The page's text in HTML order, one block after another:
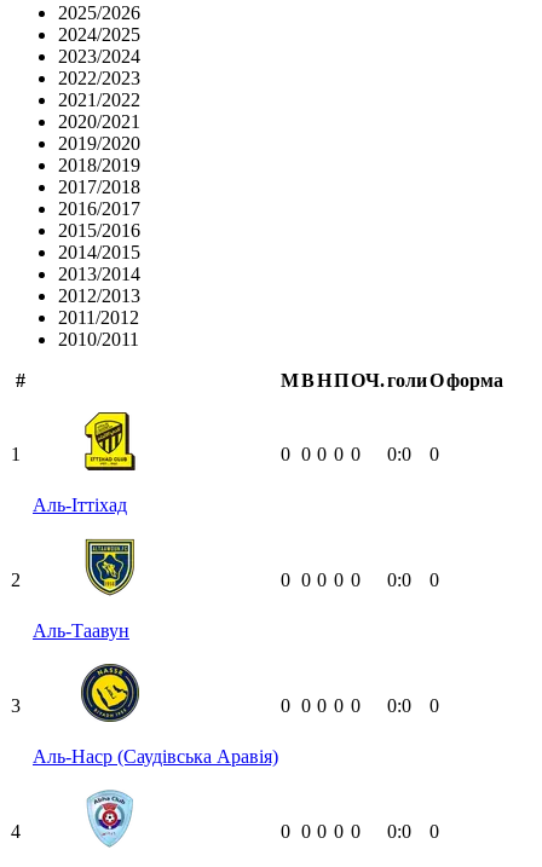
2025/2026
2024/2025
2023/2024
2022/2023
2021/2022
2020/2021
2019/2020
2018/2019
2017/2018
2016/2017
2015/2016
2014/2015
2013/2014
2012/2013
2011/2012
2010/2011
#
МВНПОЧ.голиОформа
1
Аль-Іттіхад
0 0 0 0 0 0:0 0
2
Аль-Таавун
0 0 0 0 0 0:0 0
3
Аль-Наср (Саудівська Аравія)
0 0 0 0 0 0:0 0
4 0 0 0 0 0 0:0 0